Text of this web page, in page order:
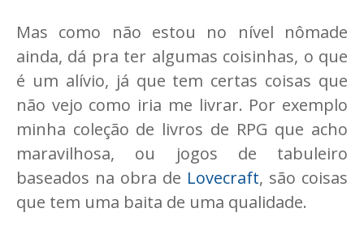
Mas como não estou no nível nômade
ainda, dá pra ter algumas coisinhas, o que
é um alívio, já que tem certas coisas que
não vejo como iria me livrar. Por exemplo
minha coleção de livros de RPG que acho
maravilhosa, ou jogos de tabuleiro
baseados na obra de Lovecraft, são coisas
que tem uma baita de uma qualidade.